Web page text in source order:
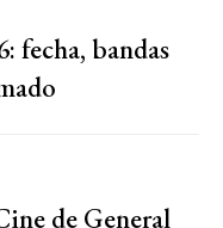
fecha, bandas
de General